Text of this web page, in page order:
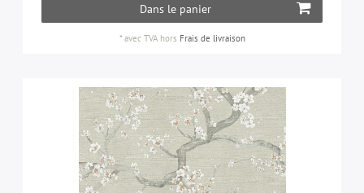
Dans le panier
*avec TVAhors Frais de livraison